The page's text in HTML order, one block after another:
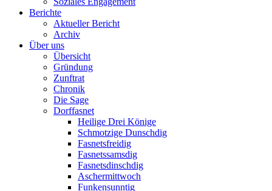
Berichte
Aktueller Bericht
Archiv
Über uns
Übersicht
Gründung
Zunftrat
Chronik
Die Sage
Dorffasnet
Heilige Drei Könige
Schmotzige Dunschdig
Fasnetsfreidig
Fasnetssamsdig
Fasnetsdinschdig
Aschermittwoch
Funkensunntig